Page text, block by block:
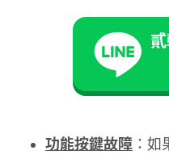
能在 1,000 元至
應器和液晶螢幕本
復費用可能在
功能按鍵故障 ：